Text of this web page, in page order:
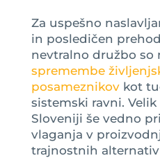
Za uspešno
in posledičen
nevtralno družbo so
spremembe
posameznikovkot
sistemski ravni.
Sloveniji še vedno
vlaganja v
trajnostnih